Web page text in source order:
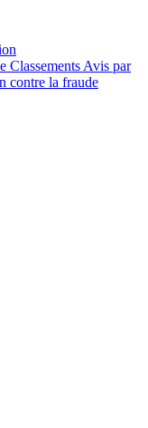
Classements Avis par
contre la fraude